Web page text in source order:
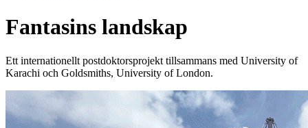
Fantasins landskap
Ett internationellt postdoktorsprojekt tillsammans med University of
Karachi och Goldsmiths, University of London.